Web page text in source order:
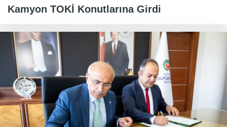
Kamyon TOKİ Konutlarına Girdi